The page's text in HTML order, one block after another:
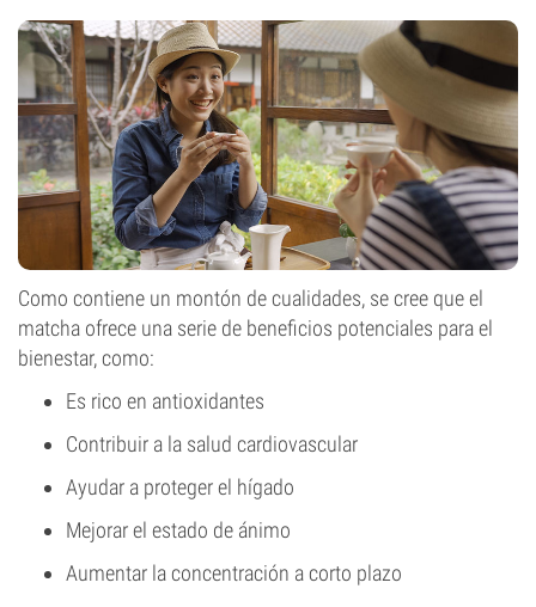
Como contiene un montón de cualidades, se cree que el
matcha ofrece una serie de beneficios potenciales para el
bienestar, como:
Es rico en antioxidantes
Contribuir a la salud cardiovascular
Ayudar a proteger el hígado
Mejorar el estado de ánimo
Aumentar la concentración a corto plazo